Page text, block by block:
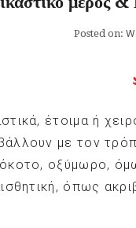
Posted on:
έτοιμα ή
με τον
οξύμωρο,
όπως